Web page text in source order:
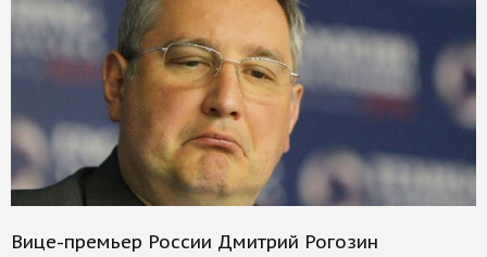
Вице-премьер России Дмитрий Рогозин